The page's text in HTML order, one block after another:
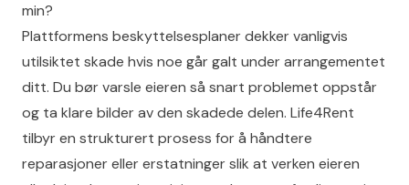
min?
Plattformens beskyttelsesplaner dekker vanligvis
utilsiktet skade hvis noe går galt under arrangementet
ditt. Du bør varsle eieren så snart problemet oppstår
og ta klare bilder av den skadede delen. Life4Rent
tilbyr en strukturert prosess for å håndtere
reparasjoner eller erstatninger slik at verken eieren